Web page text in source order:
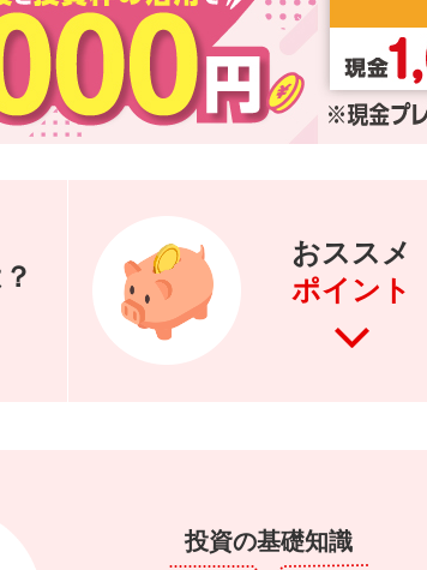
おススメ
ポイント
投資の基礎知識